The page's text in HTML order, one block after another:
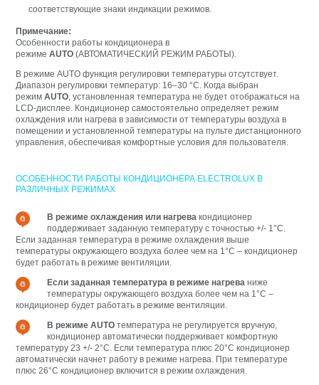
соответствующие знаки индикации режимов.
Примечание:
Особенности работы кондиционера в
режимеAUTO (АВТОМАТИЧЕСКИЙ РЕЖИМ РАБОТЫ).
В режиме AUTO функция регулировки температуры отсутствует.
Диапазон регулировки температур: 16–30 °C. Когда выбран
режимAUTO , установленная температура не будет отображаться на
LCD-дисплее. Кондиционер самостоятельно определяет режим
охлаждения или нагрева в зависимости от температуры воздуха в
помещении и установленной температуры на пульте дистанционного
управления, обеспечивая комфортные условия для пользователя.
ОСОБЕННОСТИ РАБОТЫ КОНДИЦИОНЕРА ELECTROLUX В
РАЗЛИЧНЫХ РЕЖИМАХ
В режиме охлаждения или нагрева кондиционер
поддерживает заданную температуру с точностью +/- 1°С.
Если заданная температура в режиме охлаждения выше
температуры окружающего воздуха более чем на 1°С – кондиционер
будет работать в режиме вентиляции.
Если заданная температура в режиме нагрева ниже
температуры окружающего воздуха более чем на 1°С –
кондиционер будет работать в режиме вентиляции.
В режиме AUTO температура не регулируется вручную,
кондиционер автоматически поддерживает комфортную
температуру 23 +/- 2°С. Если температура плюс 20°С кондиционер
автоматически начнет работу в режиме нагрева. При температуре
плюс 26°С кондиционер включится в режим охлаждения.